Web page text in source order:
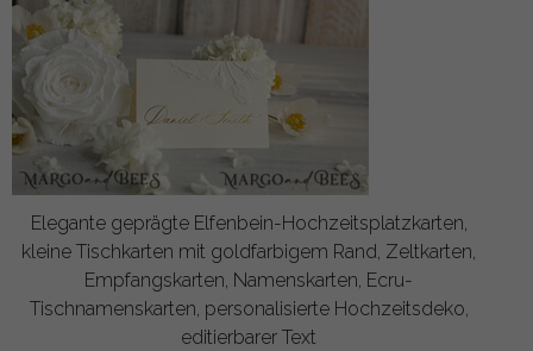
Elegante geprägte Elfenbein-Hochzeitsplatzkarten,
kleine Tischkarten mit goldfarbigem Rand, Zeltkarten,
Empfangskarten, Namenskarten, Ecru-
Tischnamenskarten, personalisierte Hochzeitsdeko,
editierbarer Text